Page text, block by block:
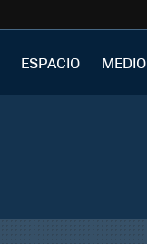
ESPACIO